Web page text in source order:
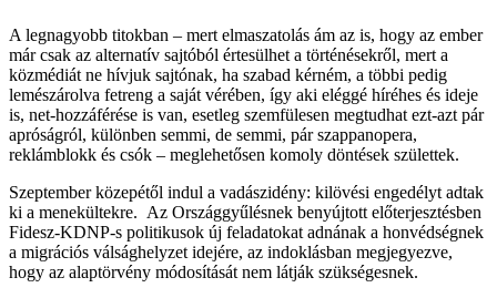
A legnagyobb titokban – mert elmaszatolás ám az is, hogy az ember
már csak az alternatív sajtóból értesülhet a történésekről, mert a
közmédiát ne hívjuk sajtónak, ha szabad kérném, a többi pedig
lemészárolva fetreng a saját vérében, így aki eléggé híréhes és ideje
is, net-hozzáférése is van, esetleg szemfülesen megtudhat ezt-azt pár
apróságról, különben semmi, de semmi, pár szappanopera,
reklámblokk és csók – meglehetősen komoly döntések születtek.
Szeptember közepétől indul a vadászidény: kilövési engedélyt adtak
ki a menekültekre. Az Országgyűlésnek benyújtott előterjesztésben
Fidesz-KDNP-s politikusok új feladatokat adnának a honvédségnek
a migrációs válsághelyzet idejére, az indoklásban megjegyezve,
hogy az alaptörvény módosítását nem látják szükségesnek.